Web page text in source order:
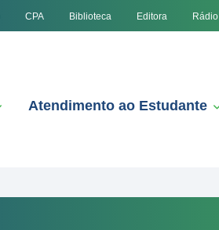
CPA Biblioteca Editora Rádio
Atendimento ao Estudante